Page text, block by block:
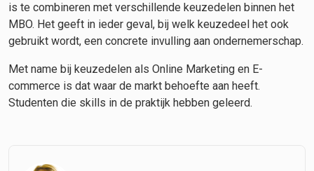
is te combineren met verschillende keuzedelen binnen het
MBO. Het geeft in ieder geval, bij welk keuzedeel het ook
gebruikt wordt, een concrete invulling aan ondernemerschap.
Met name bij keuzedelen als Online Marketing en E-
commerce is dat waar de markt behoefte aan heeft.
Studenten die skills in de praktijk hebben geleerd.